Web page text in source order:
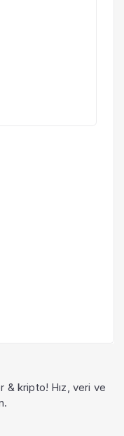
& kripto! Hız, veri ve